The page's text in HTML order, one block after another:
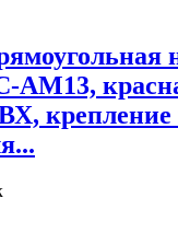
AM13,
крепление